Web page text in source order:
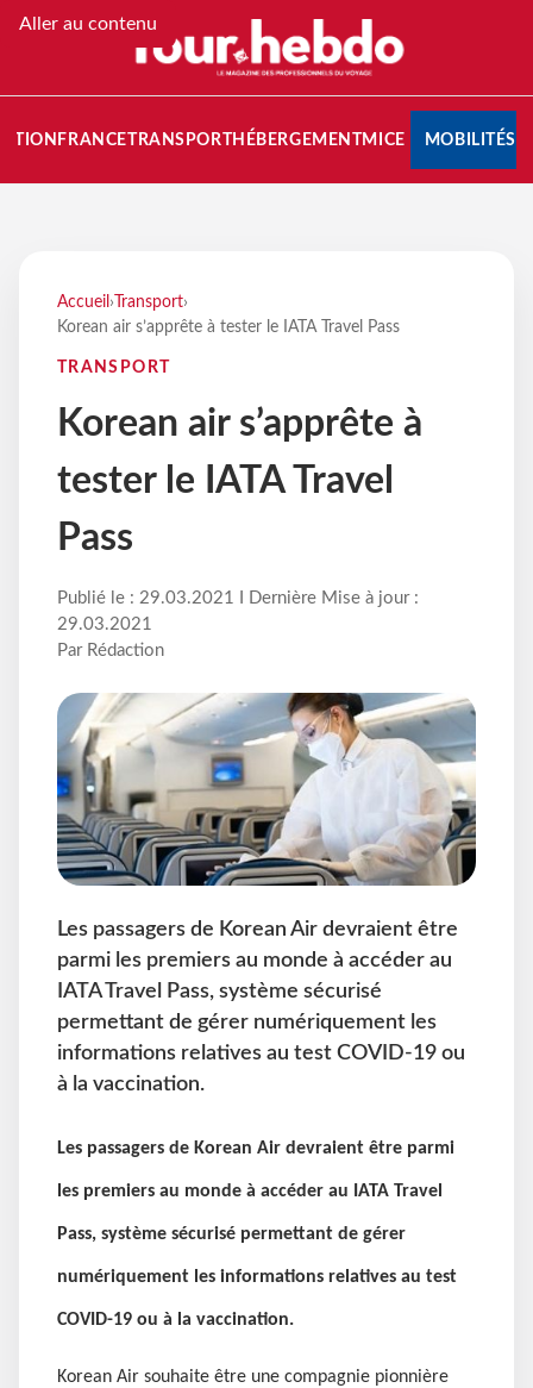
Aller au contenu
FRANCETRANSPORT HÉBERGEMENTMICE MOBILITÉS
Accueil › Transport›
Korean air s’apprête à tester le IATA Travel Pass
TRANSPORT
Korean air s’apprête à
tester le IATA Travel
Pass
Publié le : 29.03.2021 I Dernière Mise à jour :
29.03.2021
Par Rédaction
Les passagers de Korean Air devraient être
parmi les premiers au monde à accéder au
IATA Travel Pass, système sécurisé
permettant de gérer numériquement les
informations relatives au test COVID-19 ou
à la vaccination.
Les passagers de Korean Air devraient être parmi
les premiers au monde à accéder au IATA Travel
Pass, système sécurisé permettant de gérer
numériquement les informations relatives au test
COVID-19 ou à la vaccination.
Korean Air souhaite être une compagnie pionnière